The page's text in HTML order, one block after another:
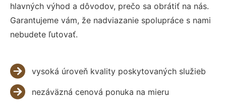
hlavných výhod a dôvodov, prečo sa obrátiť na nás.
Garantujeme vám, že nadviazanie spolupráce s nami
nebudete ľutovať.
vysoká úroveň kvality poskytovaných služieb
nezáväzná cenová ponuka na mieru